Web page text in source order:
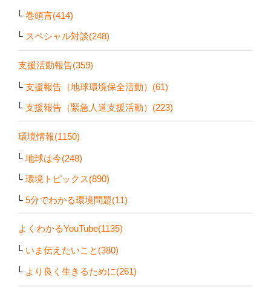
巻頭言(414)
スペシャル対談(248)
支援活動報告(359)
支援報告（地球環境保全活動）(61)
支援報告（緊急人道支援活動）(223)
環境情報(1150)
地球は今(248)
環境トピックス(890)
5分でわかる環境問題(11)
よくわかるYouTube(1135)
いま伝えたいこと(380)
より良く生きるために(261)